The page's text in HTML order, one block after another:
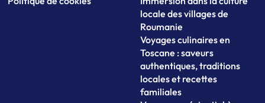
locale des villages de
Roumanie
Voyages culinaires en
Toscane : saveurs
authentiques, traditions
locales et recettes
familiales